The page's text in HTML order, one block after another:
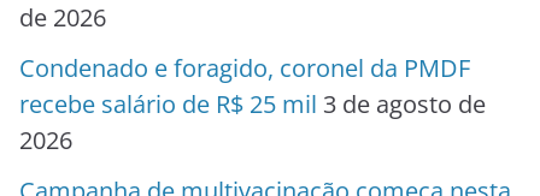
de 2026
Condenado e foragido, coronel da PMDF
recebe salário de R$ 25 mil 3 de agosto de
2026